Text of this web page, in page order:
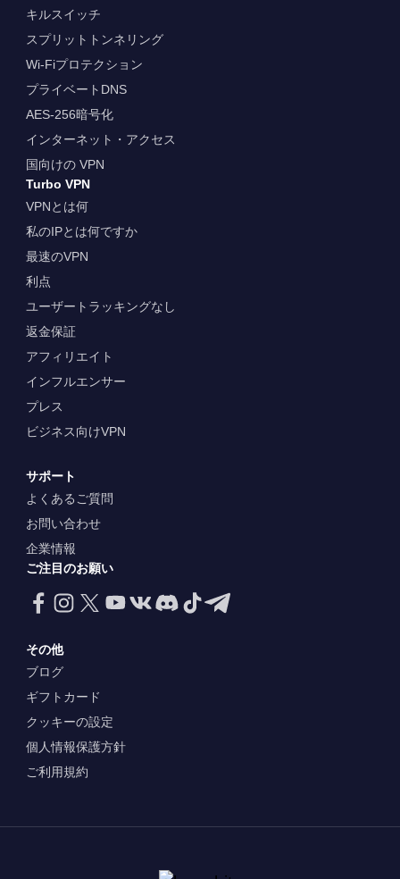
キルスイッチ
スプリットトンネリング
Wi-Fiプロテクション
プライベートDNS
AES-256暗号化
インターネット・アクセス
国向けの VPN
Turbo VPN
VPNとは何
私のIPとは何ですか
最速のVPN
利点
ユーザートラッキングなし
返金保証
アフィリエイト
インフルエンサー
プレス
ビジネス向けVPN
サポート
よくあるご質問
お問い合わせ
企業情報
ご注目のお願い
その他
ブログ
ギフトカード
クッキーの設定
個人情報保護方針
ご利用規約